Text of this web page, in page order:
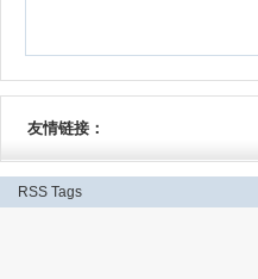
友情链接：
RSS Tags